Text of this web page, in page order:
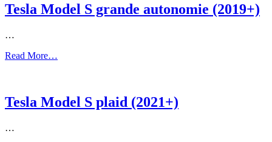
Tesla Model S grande autonomie (2019+)
…
Read More…
Tesla Model S plaid (2021+)
…